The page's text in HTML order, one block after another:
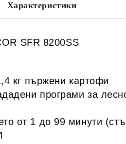
Характеристики
SFR 8200SS
кг пържени картофи
програми за
от 1 до 99 минути